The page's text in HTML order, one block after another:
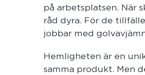
på arbetsplatsen. När
råd dyra. För de
jobbar med
Hemligheten är en
samma produkt. Men